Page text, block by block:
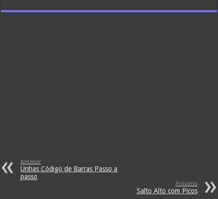
Anterior
Unhas Código de Barras Passo a
passo
Próximo
Salto Alto com Picos